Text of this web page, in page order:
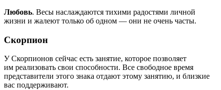
Любовь. Весы наслаждаются тихими радостями личной
жизни и жалеют только об одном — они не очень часты.
Скорпион
У Скорпионов сейчас есть занятие, которое позволяет
им реализовать свои способности. Все свободное время
представители этого знака отдают этому занятию, и близкие
вас поддерживают.